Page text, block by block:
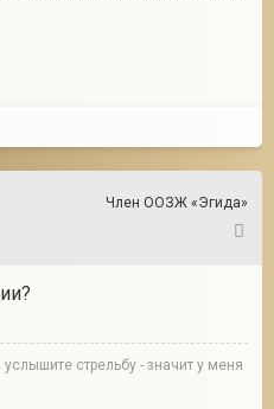
Член ООЗЖ «Эгида»
стрельбу - значит у меня